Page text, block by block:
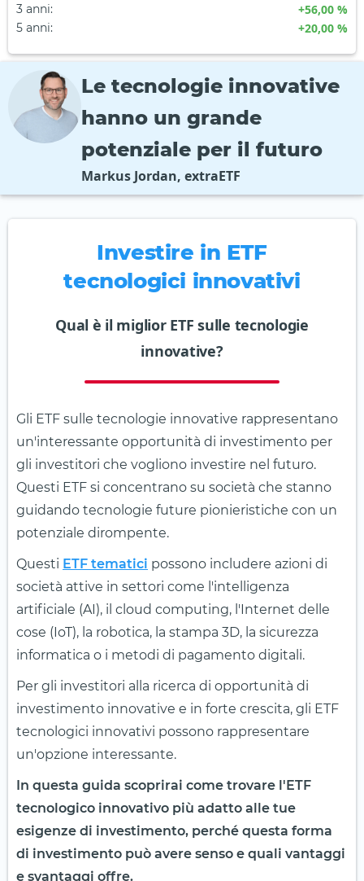
3 anni: +56,00 %
5 anni: +20,00 %
Le tecnologie innovative
hanno un grande
potenziale per il futuro
Markus Jordan, extraETF
Investire in ETF
tecnologici innovativi
Qual è il miglior ETF sulle tecnologie
innovative?
Gli ETF sulle tecnologie innovative rappresentano
un'interessante opportunità di investimento per
gli investitori che vogliono investire nel futuro.
Questi ETF si concentrano su società che stanno
guidando tecnologie future pionieristiche con un
potenziale dirompente.
Questi ETF tematici possono includere azioni di
società attive in settori come l'intelligenza
artificiale (AI), il cloud computing, l'Internet delle
cose (IoT), la robotica, la stampa 3D, la sicurezza
informatica o i metodi di pagamento digitali.
Per gli investitori alla ricerca di opportunità di
investimento innovative e in forte crescita, gli ETF
tecnologici innovativi possono rappresentare
un'opzione interessante.
In questa guida scoprirai come trovare l'ETF
tecnologico innovativo più adatto alle tue
esigenze di investimento, perché questa forma
di investimento può avere senso e quali vantaggi
e svantaggi offre.